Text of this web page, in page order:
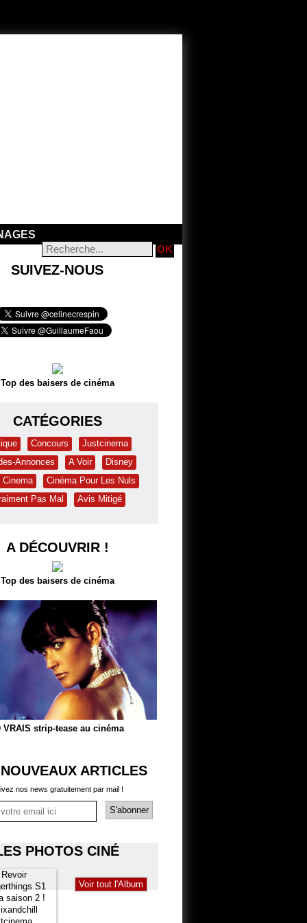
SUIVEZ-NOUS
Top des baisers de cinéma
CATÉGORIES
Concours
Justcinema
Annonces
A Voir
Disney
Cinéma Pour Les Nuls
Pas Mal
Avis Mitigé
A DÉCOUVRIR !
Top des baisers de cinéma
VRAIS strip-tease au cinéma
ARTICLES
nos news gratuitement par mail !
PHOTOS CINÉ
Voir tout l'Album